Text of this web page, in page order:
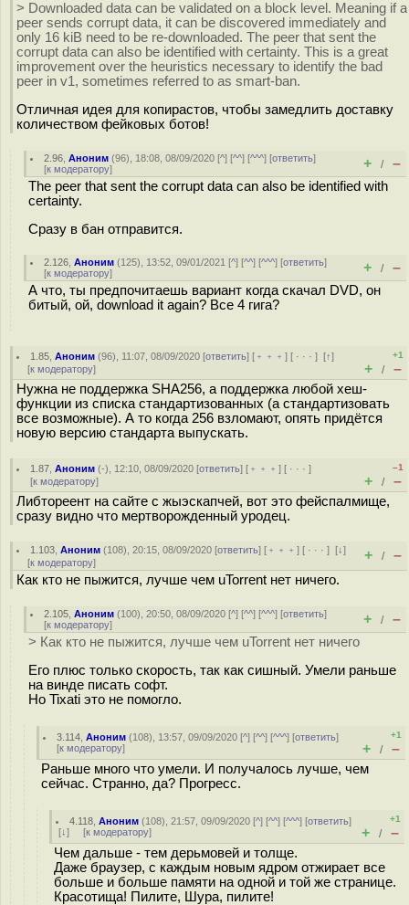
> Downloaded data can be validated on a block level. Meaning if a
peer sends corrupt data, it can be discovered immediately and
only 16 kiB need to be re-downloaded. The peer that sent the
corrupt data can also be identified with certainty. This is a great
improvement over the heuristics necessary to identify the bad
peer in v1, sometimes referred to as smart-ban.
Отличная идея для копирастов, чтобы замедлить доставку
количеством фейковых ботов!
2.96 ,Аноним (96), 18:08, 08/09/2020 [^] [^^] [^^^] [ответить]
[к модератору] + / –
The peer that sent the corrupt data can also be identified with
certainty.
Сразу в бан отправится.
2.126 ,Аноним (125), 13:52, 09/01/2021 [^] [^^] [^^^] [ответить]
[к модератору] + / –
А что, ты предпочитаешь вариант когда скачал DVD, он
битый, ой, download it again? Все 4 гига?
1.85 ,Аноним (96), 11:07, 08/09/2020 [ответить] [ ﹢﹢﹢] [ · · ·][↑]
[к модератору]
+1
+ / –
Нужна не поддержка SHA256, а поддержка любой хеш-
функции из списка стандартизованных (а стандартизовать
все возможные). А то когда 256 взломают, опять придётся
новую версию стандарта выпускать.
1.87 ,Аноним (-), 12:10, 08/09/2020 [ответить] [ ﹢﹢﹢] [ · · ·]
[к модератору]
–1
+ / –
Либтореент на сайте с жыэскапчей, вот это фейспалмище,
сразу видно что мертворожденный уродец.
1.103 ,Аноним (108), 20:15, 08/09/2020 [ответить] [ ﹢﹢﹢] [ · · ·][↓]
[к модератору] + / –
Как кто не пыжится, лучше чем uTorrent нет ничего.
2.105 ,Аноним (100), 20:50, 08/09/2020 [^] [^^] [^^^] [ответить]
[к модератору] + / –
> Как кто не пыжится, лучше чем uTorrent нет ничего
Его плюс только скорость, так как сишный. Умели раньше
на винде писать софт.
Но Tixati это не помогло.
3.114 ,Аноним (108), 13:57, 09/09/2020 [^] [^^] [^^^] [ответить]
[к модератору]
+1
+ / –
Раньше много что умели. И получалось лучше, чем
сейчас. Странно, да? Прогресс.
4.118 ,Аноним (108), 21:57, 09/09/2020 [^] [^^] [^^^] [ответить]
[↓] [к модератору]
+1
+ / –
Чем дальше - тем дерьмовей и толще.
Даже браузер, с каждым новым ядром отжирает все
больше и больше памяти на одной и той же странице.
Красотища! Пилите, Шура, пилите!